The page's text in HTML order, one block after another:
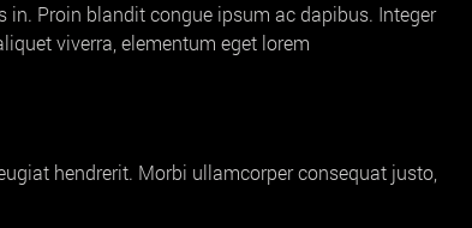
Proin blandit congue ipsum ac dapibus. Integer
viverra, elementum eget lorem
hendrerit. Morbi ullamcorper consequat justo,